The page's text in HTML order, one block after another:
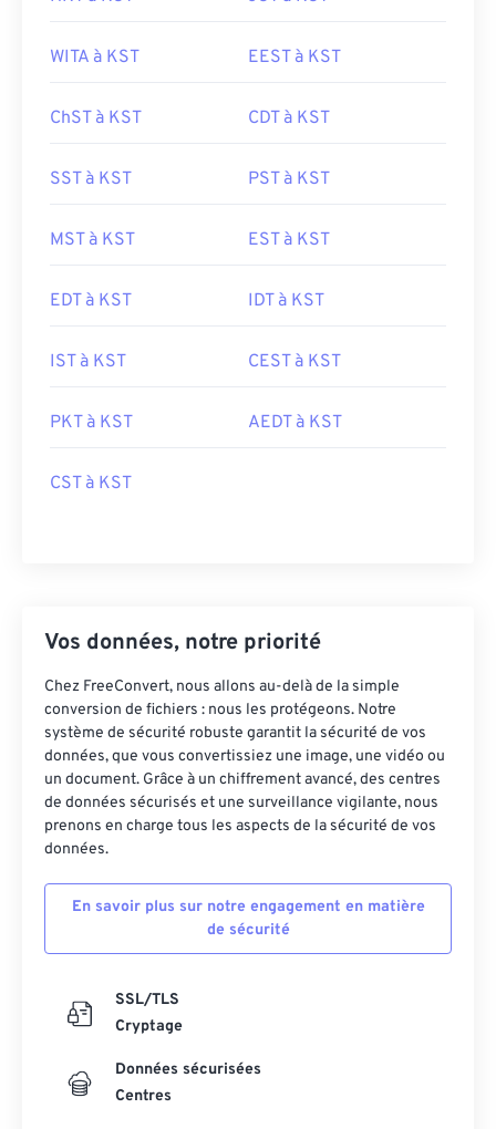
WITA à KST EEST à KST
ChST à KST CDT à KST
SST à KST PST à KST
MST à KST EST à KST
EDT à KST IDT à KST
IST à KST CEST à KST
PKT à KST AEDT à KST
CST à KST
Vos données, notre priorité
Chez FreeConvert, nous allons au-delà de la simple
conversion de fichiers : nous les protégeons. Notre
système de sécurité robuste garantit la sécurité de vos
données, que vous convertissiez une image, une vidéo ou
un document. Grâce à un chiffrement avancé, des centres
de données sécurisés et une surveillance vigilante, nous
prenons en charge tous les aspects de la sécurité de vos
données.
En savoir plus sur notre engagement en matière
de sécurité
SSL/TLS
Cryptage
Données sécurisées
Centres